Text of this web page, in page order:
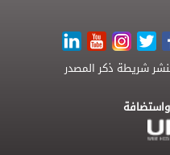
شريطة ذكر المصدر